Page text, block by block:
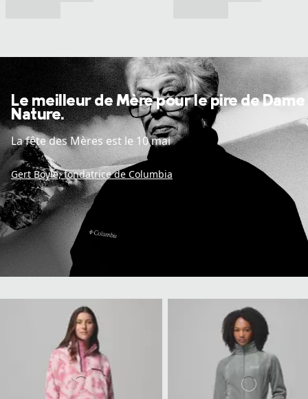
Le meilleur de Mère pour le pire de Dame
Nature.
La fête des Mères est le 10 mai
Gert Boyle, fondatrice de Columbia